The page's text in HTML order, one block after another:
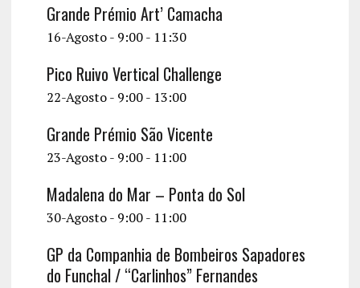
Grande Prémio Art’ Camacha
16-Agosto - 9:00- 11:30
Pico Ruivo Vertical Challenge
22-Agosto - 9:00- 13:00
Grande Prémio São Vicente
23-Agosto - 9:00- 11:00
Madalena do Mar – Ponta do Sol
30-Agosto - 9:00- 11:00
GP da Companhia de Bombeiros Sapadores
do Funchal / “Carlinhos” Fernandes